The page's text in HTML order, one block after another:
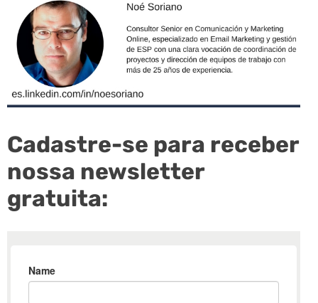
Cadastre-se para receber
nossa newsletter
gratuita: